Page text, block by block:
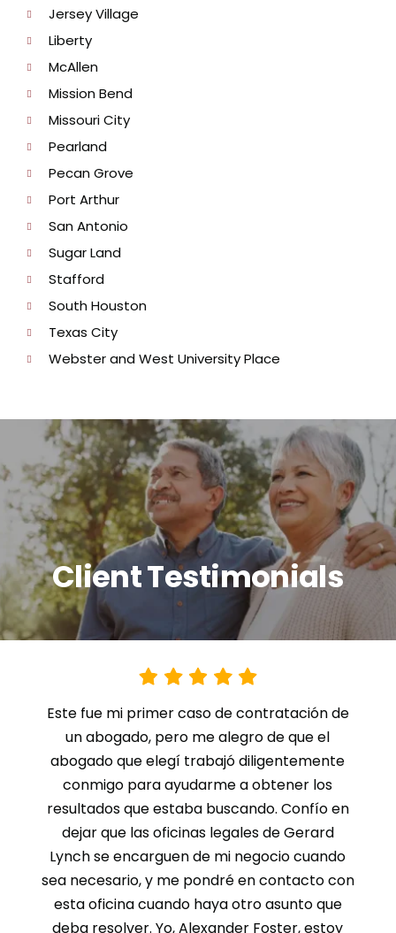
Jersey Village
Liberty
McAllen
Mission Bend
Missouri City
Pearland
Pecan Grove
Port Arthur
San Antonio
Sugar Land
Stafford
South Houston
Texas City
Webster and West University Place
Client Testimonials
Este fue mi primer caso de contratación de
un abogado, pero me alegro de que el
abogado que elegí trabajó diligentemente
conmigo para ayudarme a obtener los
resultados que estaba buscando. Confío en
dejar que las oficinas legales de Gerard
Lynch se encarguen de mi negocio cuando
sea necesario, y me pondré en contacto con
esta oficina cuando haya otro asunto que
deba resolver. Yo, Alexander Foster, estoy